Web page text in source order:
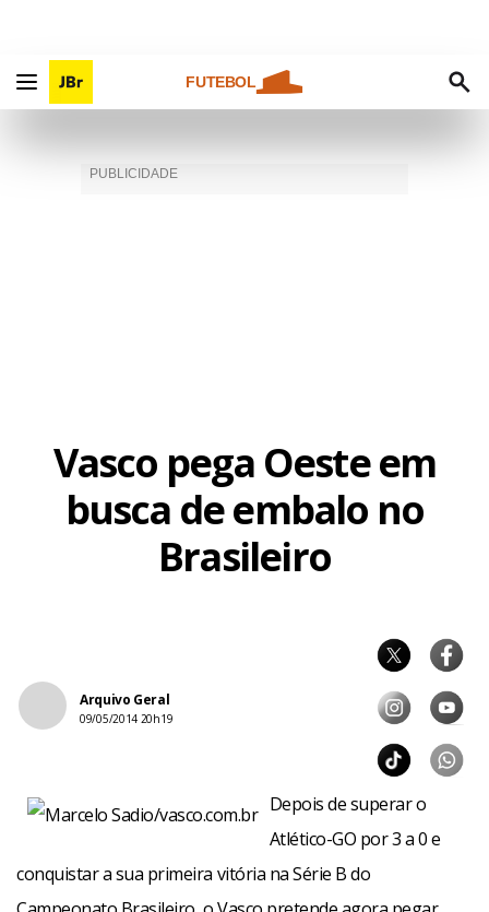
FUTEBOL
Vasco pega Oeste em
busca de embalo no
Brasileiro
Arquivo Geral
09/05/2014 20h19
Depois de superar o
Atlético-GO por 3 a 0 e
conquistar a sua primeira vitória na Série B do